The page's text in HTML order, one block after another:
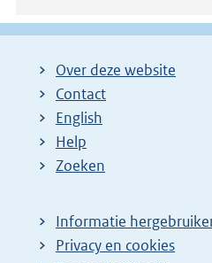
Over deze website
Contact
English
Help
Zoeken
Informatie
Privacy en cookies